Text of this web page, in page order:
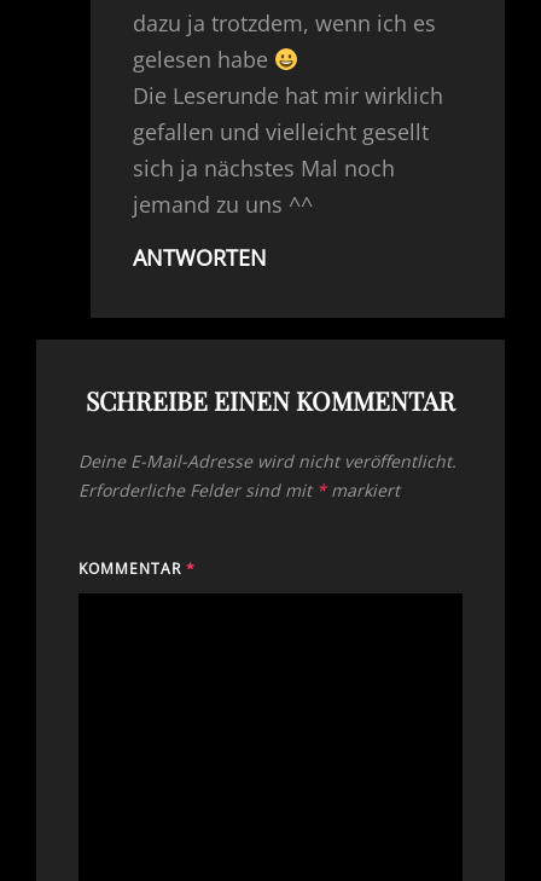
dazu ja trotzdem, wenn ich es
gelesen habe
Die Leserunde hat mir wirklich
gefallen und vielleicht gesellt
sich ja nächstes Mal noch
jemand zu uns ^^
ANTWORTEN
SCHREIBE EINEN KOMMENTAR
Deine E-Mail-Adresse wird nicht veröffentlicht.
Erforderliche Felder sind mit *markiert
KOMMENTAR *